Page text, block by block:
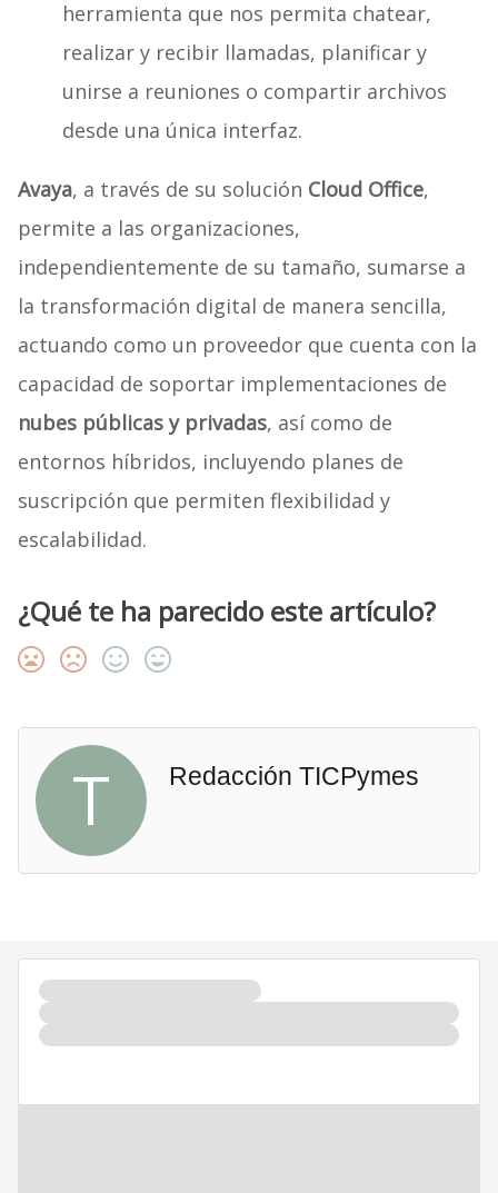
herramienta que nos permita chatear,
realizar y recibir llamadas, planificar y
unirse a reuniones o compartir archivos
desde una única interfaz.
Avaya, a través de su solución Cloud Office,
permite a las organizaciones,
independientemente de su tamaño, sumarse a
la transformación digital de manera sencilla,
actuando como un proveedor que cuenta con la
capacidad de soportar implementaciones de
nubes públicas y privadas, así como de
entornos híbridos, incluyendo planes de
suscripción que permiten flexibilidad y
escalabilidad.
¿Qué te ha parecido este artículo?
T Redacción TICPymes